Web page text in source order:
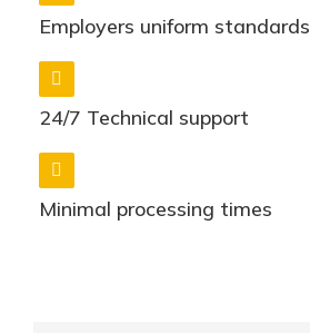
Employers uniform standards
24/7 Technical support
Minimal processing times